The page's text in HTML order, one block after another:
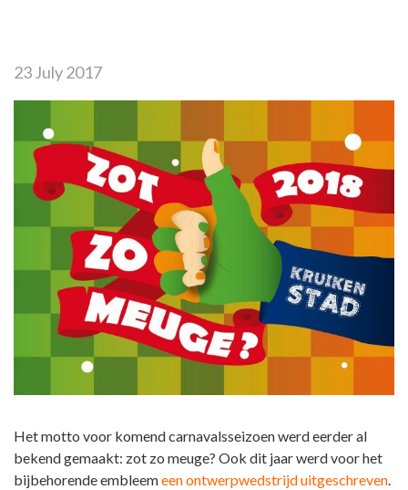
23 July 2017
Het motto voor komend carnavalsseizoen werd eerder al
bekend gemaakt: zot zo meuge? Ook dit jaar werd voor het
bijbehorende embleemeen ontwerpwedstrijd uitgeschreven.